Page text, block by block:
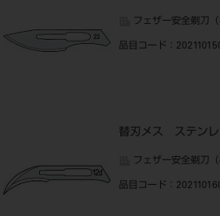
フェザー安全剃刀（
品目コード ：
替刃メス ステン
フェザー安全剃刀（
品目コード ：